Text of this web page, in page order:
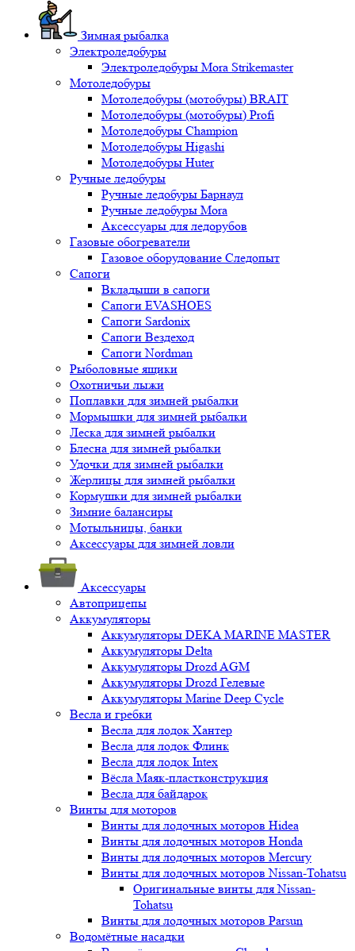
Зимная рыбалка
Электроледобуры
Электроледобуры Mora Strikemaster
Мотоледобуры
Мотоледобуры (мотобуры) BRAIT
Мотоледобуры (мотобуры) Profi
Мотоледобуры Champion
Мотоледобуры Higashi
Мотоледобуры Huter
Ручные ледобуры
Ручные ледобуры Барнаул
Ручные ледобуры Mora
Аксессуары для ледорубов
Газовые обогреватели
Газовое оборудование Следопыт
Сапоги
Вкладыши в сапоги
Сапоги EVASHOES
Сапоги Sardonix
Сапоги Вездеход
Сапоги Nordman
Рыболовные ящики
Охотничьи лыжи
Поплавки для зимней рыбалки
Мормышки для зимней рыбалки
Леска для зимней рыбалки
Блесна для зимней рыбалки
Удочки для зимней рыбалки
Жерлицы для зимней рыбалки
Кормушки для зимней рыбалки
Зимние балансиры
Мотыльницы, банки
Аксессуары для зимней ловли
Аксессуары
Автоприцепы
Аккумуляторы
Аккумуляторы DEKA MARINE MASTER
Аккумуляторы Delta
Аккумуляторы Drozd AGM
Аккумуляторы Drozd Гелевые
Аккумуляторы Marine Deep Cycle
Весла и гребки
Весла для лодок Хантер
Весла для лодок Флинк
Весла для лодок Intex
Вёсла Маяк-пластконструкция
Весла для байдарок
Винты для моторов
Винты для лодочных моторов Hidea
Винты для лодочных моторов Honda
Винты для лодочных моторов Mercury
Винты для лодочных моторов Nissan-Tohatsu
Оригинальные винты для Nissan-
Tohatsu
Винты для лодочных моторов Parsun
Водомётные насадки